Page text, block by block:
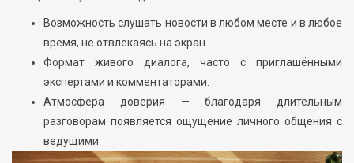
Возможность слушать новости в любом месте и в любое
время, не отвлекаясь на экран.
Формат живого диалога, часто с приглашёнными
экспертами и комментаторами.
Атмосфера доверия — благодаря длительным
разговорам появляется ощущение личного общения с
ведущими.